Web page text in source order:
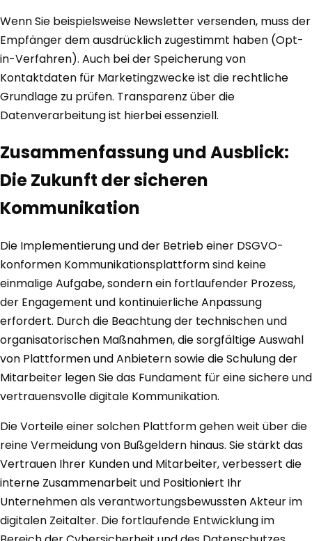
Wenn Sie beispielsweise Newsletter versenden, muss der
Empfänger dem ausdrücklich zugestimmt haben (Opt-
in-Verfahren). Auch bei der Speicherung von
Kontaktdaten für Marketingzwecke ist die rechtliche
Grundlage zu prüfen. Transparenz über die
Datenverarbeitung ist hierbei essenziell.
Zusammenfassung und Ausblick:
Die Zukunft der sicheren
Kommunikation
Die Implementierung und der Betrieb einer DSGVO-
konformen Kommunikationsplattform sind keine
einmalige Aufgabe, sondern ein fortlaufender Prozess,
der Engagement und kontinuierliche Anpassung
erfordert. Durch die Beachtung der technischen und
organisatorischen Maßnahmen, die sorgfältige Auswahl
von Plattformen und Anbietern sowie die Schulung der
Mitarbeiter legen Sie das Fundament für eine sichere und
vertrauensvolle digitale Kommunikation.
Die Vorteile einer solchen Plattform gehen weit über die
reine Vermeidung von Bußgeldern hinaus. Sie stärkt das
Vertrauen Ihrer Kunden und Mitarbeiter, verbessert die
interne Zusammenarbeit und Positioniert Ihr
Unternehmen als verantwortungsbewussten Akteur im
digitalen Zeitalter. Die fortlaufende Entwicklung im